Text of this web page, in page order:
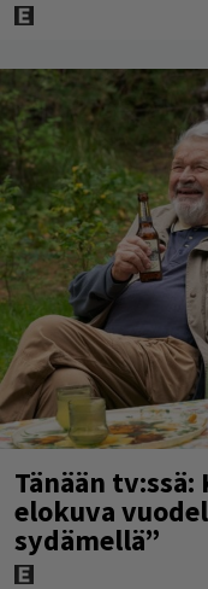
Tänään
elokuva
sydämellä”